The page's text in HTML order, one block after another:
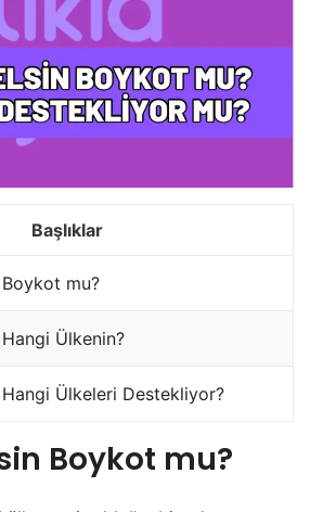
Başlıklar
Boykot mu?
Ülkenin?
Hangi Ülkeleri Destekliyor?
Boykot mu?